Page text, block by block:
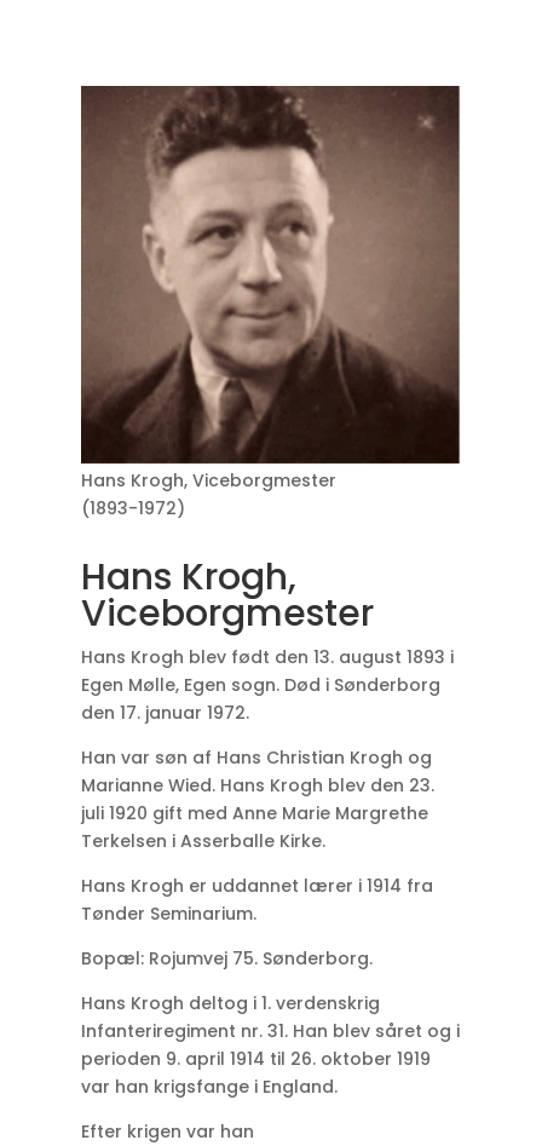
Hans Krogh, Viceborgmester
(1893-1972)
Hans Krogh,
Viceborgmester
Hans Krogh blev født den 13. august 1893 i
Egen Mølle, Egen sogn. Død i Sønderborg
den 17. januar 1972.
Han var søn af Hans Christian Krogh og
Marianne Wied. Hans Krogh blev den 23.
juli 1920 gift med Anne Marie Margrethe
Terkelsen i Asserballe Kirke.
Hans Krogh er uddannet lærer i 1914 fra
Tønder Seminarium.
Bopæl: Rojumvej 75. Sønderborg.
Hans Krogh deltog i 1. verdenskrig
Infanteriregiment nr. 31. Han blev såret og i
perioden 9. april 1914 til 26. oktober 1919
var han krigsfange i England.
Efter krigen var han